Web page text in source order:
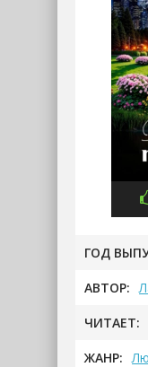
ГОД
АВТОР:
ЧИТАЕТ:
ЖАНР: